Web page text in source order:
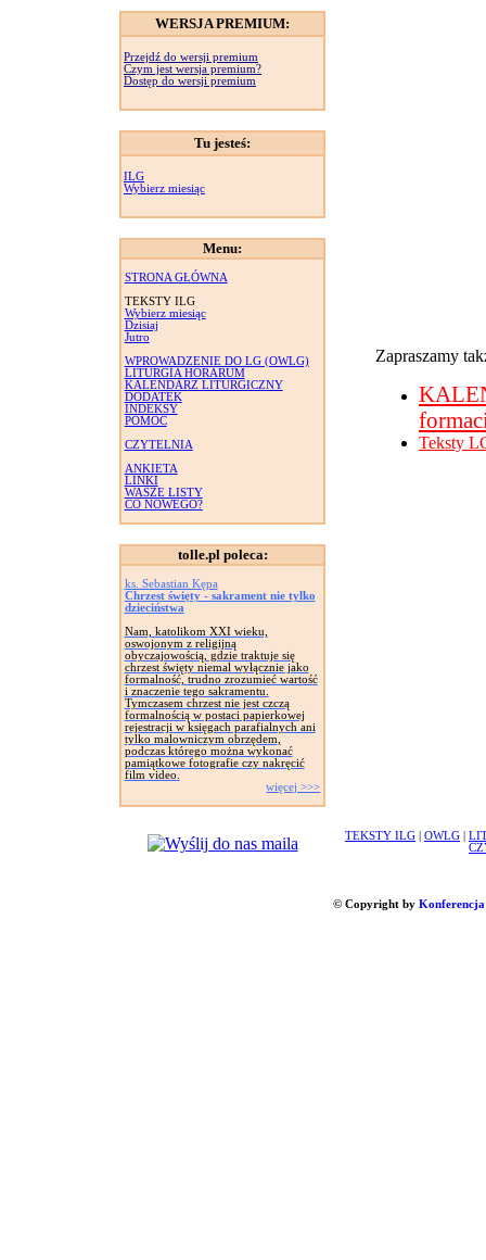
WERSJA PREMIUM:
Przejdź do wersji premium
Czym jest wersja premium?
Dostęp do wersji premium
Tu jesteś:
ILG
Wybierz miesiąc
Menu:
STRONA GŁÓWNA
TEKSTY ILG
Wybierz miesiąc
Dzisiaj
Jutro
WPROWADZENIE DO LG (OWLG)
LITURGIA HORARUM
KALENDARZ LITURGICZNY
DODATEK
INDEKSY
POMOC
CZYTELNIA
ANKIETA
LINKI
WASZE LISTY
CO NOWEGO?
tolle.pl poleca:
ks. Sebastian Kępa
Chrzest święty - sakrament nie tylko
dzieciństwa
Nam, katolikom XXI wieku,
oswojonym z religijną
obyczajowością, gdzie traktuje się
chrzest święty niemal wyłącznie jako
formalność, trudno zrozumieć wartość
i znaczenie tego sakramentu.
Tymczasem chrzest nie jest czczą
formalnością w postaci papierkowej
rejestracji w księgach parafialnych ani
tylko malowniczym obrzędem,
podczas którego można wykonać
pamiątkowe fotografie czy nakręcić
film video.
więcej >>>
Zapraszamy
Teksty
TEKSTY ILG OWLG
© Copyright by Konferencja